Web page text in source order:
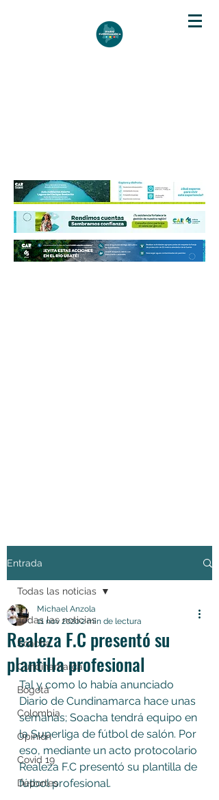
Entrada
Todas las noticias
Soacha
Cundinamarca
Bogotá
Colombia
Opinión
Covid 19
Deportes
Todas las noticias
Realeza F.C presentó su
plantilla profesional
Michael Anzola
11 nov 20202 min de lectura
Tal y como lo había anunciado
Diario de Cundinamarca hace unas
semanas; Soacha tendrá equipo en
la Superliga de fútbol de salón. Por
eso, mediante un acto protocolario
Realeza F.C presentó su plantilla de
fútbol profesional.